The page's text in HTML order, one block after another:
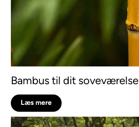
Bambus til dit soveværelse
Læs mere